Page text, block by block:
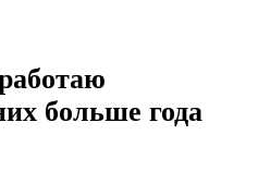
больше года